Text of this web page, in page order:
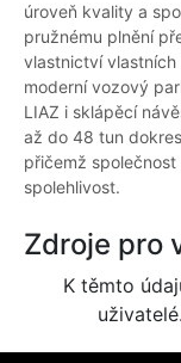
úroveň kvality a
pružnému plnění
vlastnictví
moderní vozový
LIAZ i sklápěcí
až do 48 tun
přičemž
spolehlivost.
Zdroje pro
K těmto
uživatelé.